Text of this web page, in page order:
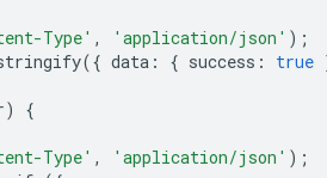
Type' , 'application/json' );
({ data : { success : true
)
{
Type' , 'application/json' );